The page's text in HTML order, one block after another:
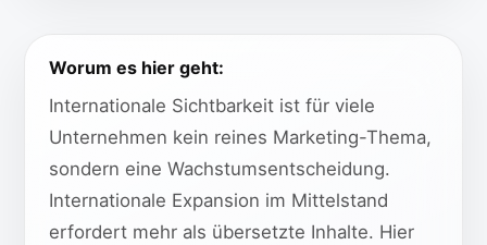
Worum es hier geht:
Internationale Sichtbarkeit ist für viele
Unternehmen kein reines Marketing-Thema,
sondern eine Wachstumsentscheidung.
Internationale Expansion im Mittelstand
erfordert mehr als übersetzte Inhalte. Hier